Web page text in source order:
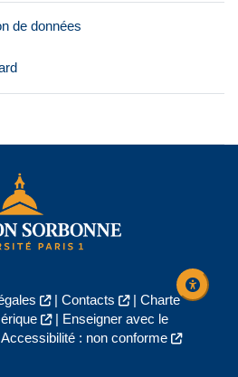
de données
| Contacts | Charte
|
Enseigner avec le
Accessibilité : non conforme